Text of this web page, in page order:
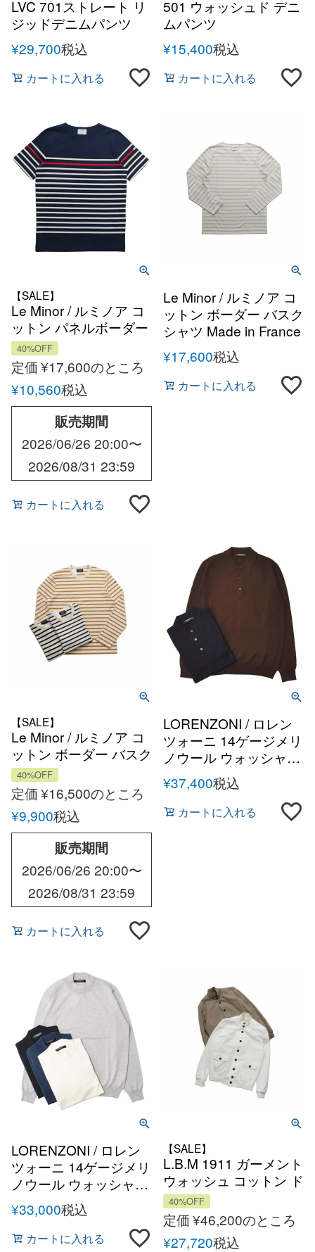
LVC 701ストレート リ
ジッドデニムパンツ
¥29,700税込
カートに入れる
501 ウォッシュド デニ
ムパンツ
¥15,400税込
カートに入れる
【SALE】
Le Minor / ルミノア コ
ットン パネルボーダー
ショートスリーブ シャ
ツ
40%OFF
定価¥17,600のところ
¥10,560税込
販売期間
2026/06/26 20:00〜
2026/08/31 23:59
カートに入れる
Le Minor / ルミノア コ
ットン ボーダー バスク
シャツ Made in France
¥17,600税込
カートに入れる
【SALE】
Le Minor / ルミノア コ
ットン ボーダー バスク
シャツ Made in France
マリニエール
40%OFF
定価¥16,500のところ
¥9,900税込
販売期間
2026/06/26 20:00〜
2026/08/31 23:59
カートに入れる
LORENZONI / ロレン
ツォーニ 14ゲージメリ
ノウール ウォッシャブ
ル ニットポロシャツ
¥37,400税込
カートに入れる
LORENZONI / ロレン
ツォーニ 14ゲージメリ
ノウール ウォッシャブ
ル モックネックニット
¥33,000税込
カートに入れる
【SALE】
L.B.M 1911 ガーメント
ウォッシュ コットン ド
ライビング ブルゾン 春
夏 ライトウェイト イタ
リア
40%OFF
定価¥46,200のところ
¥27,720税込